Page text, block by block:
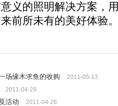
义的照明解决方案，
前所未有的美好体验
场缘木求鱼的收购
2011-05-13
2011-04-29
活动 2011-04-26